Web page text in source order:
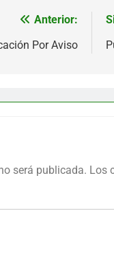
Anterior:
Por Aviso
será publicada. Los